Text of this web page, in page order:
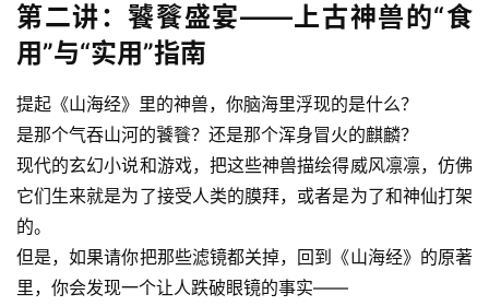
第二讲：饕餮盛宴——上古神兽的“食
用”与“实用”指南
提起《山海经》里的神兽，你脑海里浮现的是什么？
是那个气吞山河的饕餮？还是那个浑身冒火的麒麟？
现代的玄幻小说和游戏，把这些神兽描绘得威风凛凛，仿佛
它们生来就是为了接受人类的膜拜，或者是为了和神仙打架
的。
但是，如果请你把那些滤镜都关掉，回到《山海经》的原著
里，你会发现一个让人跌破眼镜的事实——